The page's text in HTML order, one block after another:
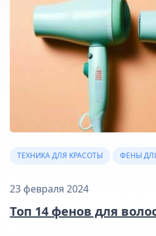
ТЕХНИКА ДЛЯ КРАСОТЫ ФЕНЫ
23 февраля 2024
Топ 14 фенов для